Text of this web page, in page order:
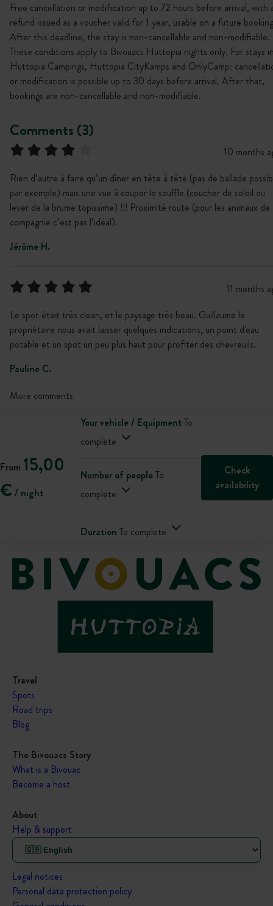
Free cancellation or modification up to 72 hours before arrival, with
refund issued as a voucher valid for 1 year, usable on a future
After this deadline, the stay is non-cancellable and non-modifiable.
These conditions apply to Bivouacs Huttopia nights only. For stays
Huttopia Campings, Huttopia CityKamps and OnlyCamp:
or modification is possible up to 30 days before arrival. After that,
bookings are non-cancellable and non-modifiable.
Comments (3)
10 months
Rien d’autre à faire qu’un dîner en tête à tête (pas de ballade
par exemple) mais une vue à couper le souffle (coucher de soleil ou
lever de la brume topissime) !!! Proximité route (pour les animaux de
compagnie c’est pas l’idéal).
Jérôme H.
11 months
Le spot était très clean, et le paysage très beau. Guillaume le
propriétaire nous avait laisser quelques indications, un point d'eau
potable et un spot un peu plus haut pour profiter des chevreuils.
Pauline C.
More comments
From 15,00
€ / night
Your vehicle / EquipmentTo
complete
Number of peopleTo
complete
Duration To complete
Check
availability
Travel
Spots
Road trips
Blog
The Bivouacs Story
What is a Bivouac
Become a host
About
Help & support
Legal notices
Personal data protection policy